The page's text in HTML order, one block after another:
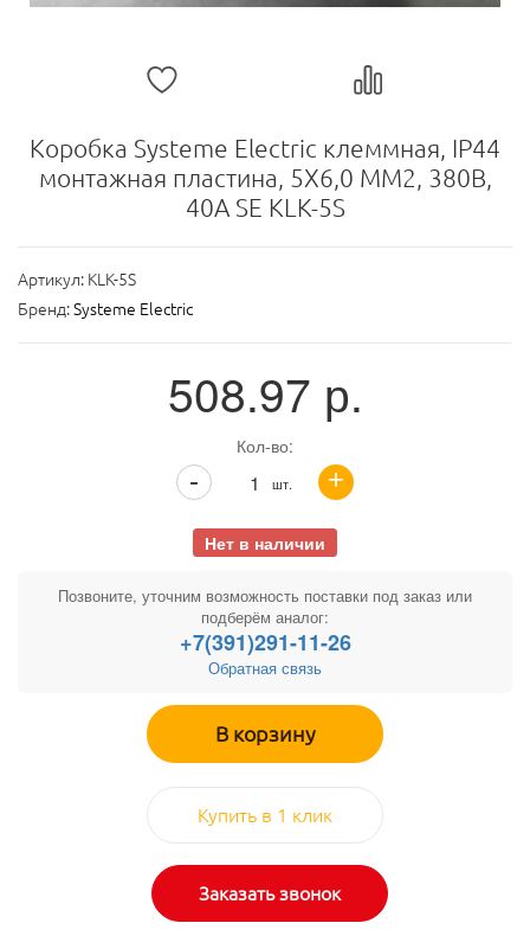
Коробка Systeme Electric клеммная, IP44
монтажная пластина, 5Х6,0 ММ2, 380В,
40А SE KLK-5S
Артикул: KLK-5S
Бренд:Systeme Electric
508.97 р.
Кол-во:
шт. +
-
Нет в наличии
Позвоните, уточним возможность поставки под заказ или
подберём аналог:
+7(391)291-11-26
Обратная связь
В корзину
Купить в 1 клик
Заказать звонок